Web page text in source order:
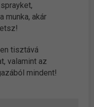
munka, akár
tisztává
valamint az
mindent!